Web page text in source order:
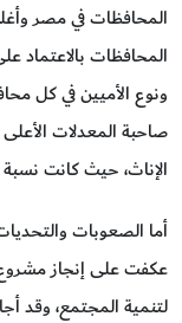
المحافظات في مصر
المحافظات بالاعتماد
ونوع الأميين في كل
صاحبة المعدلات الأعلى
الإناث، حيث كانت نسبة
أما الصعوبات
عكفت على إنجاز
لتنمية المجتمع، وقد